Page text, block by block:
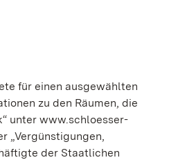
für einen ausgewählten
zu den Räumen, die
unter www.schloesser-
„Vergünstigungen,
der Staatlichen